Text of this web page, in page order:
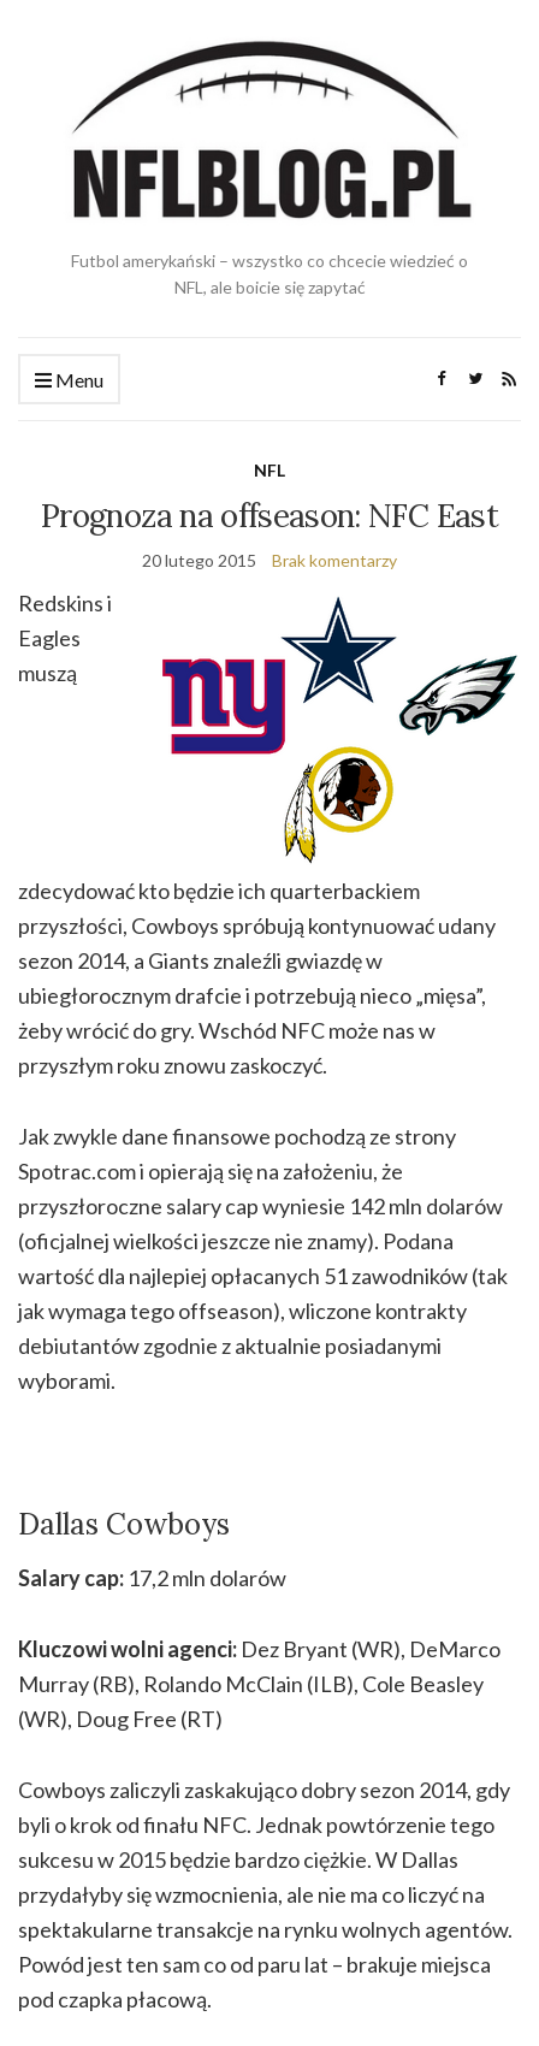
Futbol amerykański – wszystko co chcecie wiedzieć o
NFL, ale boicie się zapytać
Menu
NFL
Prognoza na offseason: NFC East
20 lutego 2015 Brak komentarzy
Redskins i
Eagles
muszą
zdecydować kto będzie ich quarterbackiem
przyszłości, Cowboys spróbują kontynuować udany
sezon 2014, a Giants znaleźli gwiazdę w
ubiegłorocznym drafcie i potrzebują nieco „mięsa”,
żeby wrócić do gry. Wschód NFC może nas w
przyszłym roku znowu zaskoczyć.
Jak zwykle dane finansowe pochodzą ze strony
Spotrac.com i opierają się na założeniu, że
przyszłoroczne salary cap wyniesie 142 mln dolarów
(oficjalnej wielkości jeszcze nie znamy). Podana
wartość dla najlepiej opłacanych 51 zawodników (tak
jak wymaga tego offseason), wliczone kontrakty
debiutantów zgodnie z aktualnie posiadanymi
wyborami.
Dallas Cowboys
Salary cap: 17,2 mln dolarów
Kluczowi wolni agenci: Dez Bryant (WR), DeMarco
Murray (RB), Rolando McClain (ILB), Cole Beasley
(WR), Doug Free (RT)
Cowboys zaliczyli zaskakująco dobry sezon 2014, gdy
byli o krok od finału NFC. Jednak powtórzenie tego
sukcesu w 2015 będzie bardzo ciężkie. W Dallas
przydałyby się wzmocnienia, ale nie ma co liczyć na
spektakularne transakcje na rynku wolnych agentów.
Powód jest ten sam co od paru lat – brakuje miejsca
pod czapka płacową.